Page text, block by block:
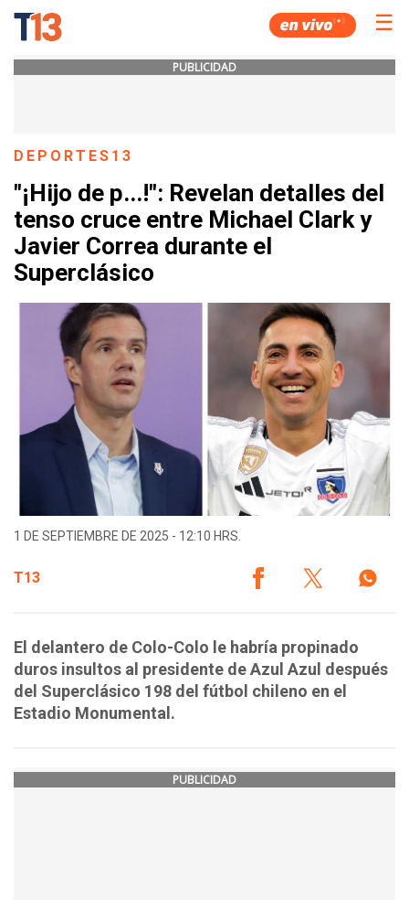
☰
PUBLICIDAD
DEPORTES13
"¡Hijo de p...!": Revelan detalles del
tenso cruce entre Michael Clark y
Javier Correa durante el
Superclásico
1 DE SEPTIEMBRE DE 2025 - 12:10 HRS.
T13
El delantero de Colo-Colo le habría propinado
duros insultos al presidente de Azul Azul después
del Superclásico 198 del fútbol chileno en el
Estadio Monumental.
PUBLICIDAD